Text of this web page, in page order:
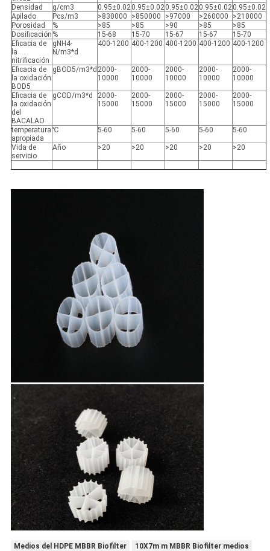
Densidad
g/cm3 0.95±0.020.95±0.020.95±0.020.95±0.020.95±0.02
Apilado
Pcs/m3 >830000 >850000 >97000 >260000
>210000
Porosidad
% >85 >85 >90 >85
>85
Dosificación % 15-68 15-70 15-67 15-67
15-70
Eficacia de
la
nitrificación
gNH4-
N/m3*d
400-1200 400-1200 400-1200 400-1200 400-1200
Eficacia de
la oxidación
BOD5
gBOD5/m3*d 2000-
10000
2000-
10000
2000-
10000
2000-
10000
2000-
10000
Eficacia de
la oxidación
del
BACALAO
gCOD/m3*d
2000-
15000
2000-
15000
2000-
15000
2000-
15000
2000-
15000
temperatura
apropiada
℃ 5-60 5-60 5-60 5-60 5-60
Vida de
servicio
Año >20 >20 >20 >20 >20
Medios del HDPE MBBR Biofilter
10X7m m MBBR Biofilter medios